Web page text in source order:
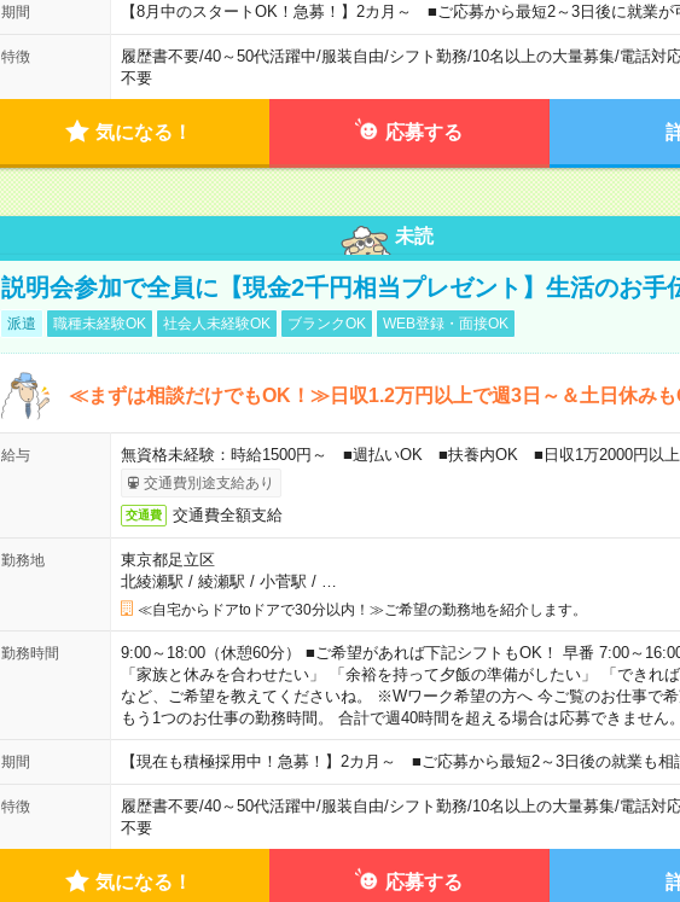
期間 【8月中のスタートOK！急募！】2カ月～ ■ご応募から最短2～3日後に就業が
特徴 履歴書不要/40～50代活躍中/服装自由/シフト勤務/10名以上の大量募集/電話対
不要
気になる！ 応募する
未読
説明会参加で全員に【現金2千円相当プレゼント】生活のお手
派遣 職種未経験OK 社会人未経験OK ブランクOK WEB登録・面接OK
≪まずは相談だけでもOK！≫日収1.2万円以上で週3日～＆土日休みも
給与 無資格未経験：時給1500円～ ■週払いOK ■扶養内OK ■日収1万2000円以上
交通費別途支給あり
交通費 交通費全額支給
勤務地
東京都足立区
北綾瀬駅 / 綾瀬駅 / 小菅駅 /
≪自宅からドアtoドアで30分以内！≫ご希望の勤務地を紹介します。
勤務時間
9:00～18:00（休憩60分） ■ご希望があれば下記シフトもOK！ 早番 7:00～
「家族と休みを合わせたい」 「余裕を持って夕飯の準備がしたい」 「できれ
など、ご希望を教えてくださいね。 ※Wワーク希望の方へ 今ご覧のお仕事で希
もう1つのお仕事の勤務時間。 合計で週40時間を超える場合は応募できません。
期間 【現在も積極採用中！急募！】2カ月～ ■ご応募から最短2～3日後の就業も相
特徴 履歴書不要/40～50代活躍中/服装自由/シフト勤務/10名以上の大量募集/電話対
不要
気になる！ 応募する